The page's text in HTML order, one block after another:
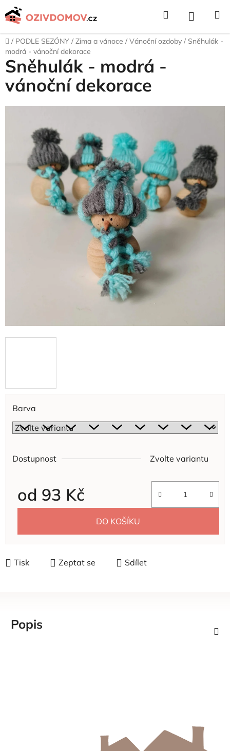
Přejít
na
Hledat NÁKUPNÍ
KOŠÍK
Domů
/ PODLE SEZÓNY / Zima a vánoce / Vánoční ozdoby / Sněhulák -
modrá - vánoční dekorace
Barva
Dostupnost Zvolte variantu
od 93 Kč
Měrná cena:
DO KOŠÍKU
Tisk Zeptat se Sdílet
Sněhulák - modrá -
vánoční dekorace
Popis